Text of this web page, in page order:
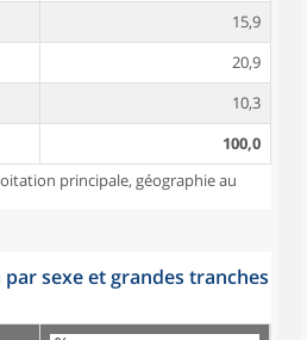
15,9
20,9
10,3
100,0
principale, géographie au
par sexe et grandes tranches